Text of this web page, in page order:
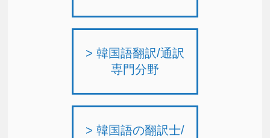
> 韓国語翻訳/通訳
専門分野
> 韓国語の翻訳士/